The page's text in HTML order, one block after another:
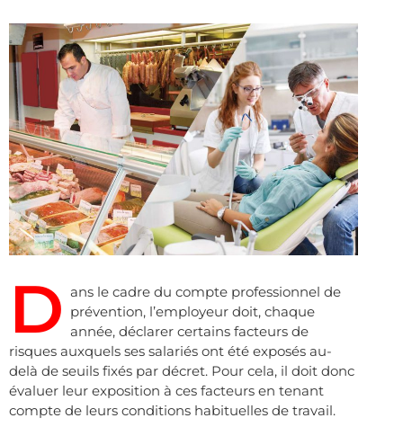
D ans le cadre du compte professionnel de
prévention, l’employeur doit, chaque
année, déclarer certains facteurs de
risques auxquels ses salariés ont été exposés au-
delà de seuils fixés par décret. Pour cela, il doit donc
évaluer leur exposition à ces facteurs en tenant
compte de leurs conditions habituelles de travail.